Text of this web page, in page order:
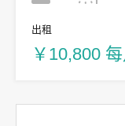
出租
￥10,800 每